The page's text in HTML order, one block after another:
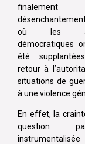
où les
démocratiques
été
retour à
situations de
à une violence
En effet, la
question